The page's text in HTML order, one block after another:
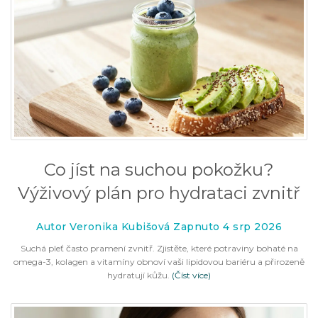
Co jíst na suchou pokožku?
Výživový plán pro hydrataci zvnitř
Autor Veronika Kubišová Zapnuto 4 srp 2026
Suchá pleť často pramení zvnitř. Zjistěte, které potraviny bohaté na
omega-3, kolagen a vitamíny obnoví vaši lipidovou bariéru a přirozeně
hydratují kůžu. (Číst více)